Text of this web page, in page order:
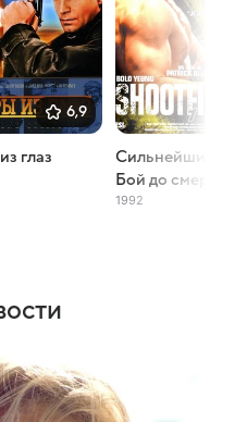
6,9
глаз
Сильнейший
Бой до смерти
1992